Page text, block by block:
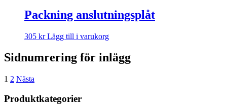
Packning anslutningsplåt
305 kr Lägg till i varukorg
Sidnumrering för inlägg
1 2 Nästa
Produktkategorier